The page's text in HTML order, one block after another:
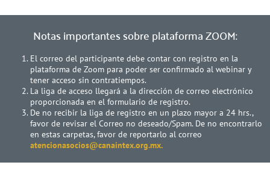
Notas importantes sobre plataforma ZOOM:
El correo del participante debe contar con registro en la
plataforma de Zoom para poder ser confirmado al webinar y
tener acceso sin contratiempos.
La liga de acceso llegará a la dirección de correo electrónico
proporcionada en el formulario de registro.
De no recibir la liga de registro en un plazo mayor a 24 hrs.,
favor de revisar el Correo no deseado/Spam. De no encontrarlo
en estas carpetas, favor de reportarlo al correo
atencionasocios@canaintex.org.mx.